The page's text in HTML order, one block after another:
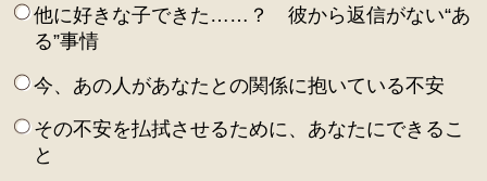
他に好きな子できた……？ 彼から返信がない“あ
る”事情
今、あの人があなたとの関係に抱いている不安
その不安を払拭させるために、あなたにできるこ
と